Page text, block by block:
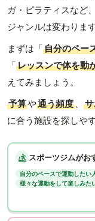
ガ・ピラティスなど
ジャンルは変わります
まずは「自分のペー
「レッスンで体を動
えてみましょう。
予算や通う頻度 、
に合う施設を探しや
スポーツジムがお
自分のペースで運動したい
様々な運動をして楽しみた